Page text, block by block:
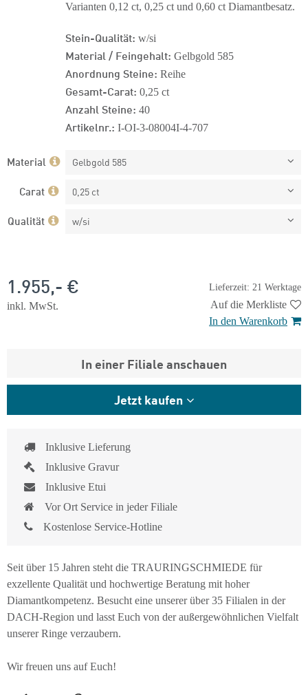
Varianten 0,12 ct, 0,25 ct und 0,60 ct Diamantbesatz.
Stein-Qualität: w/si
Material / Feingehalt: Gelbgold 585
Anordnung Steine: Reihe
Gesamt-Carat: 0,25 ct
Anzahl Steine: 40
Artikelnr.: I-OI-3-08004I-4-707
Material Gelbgold 585
Carat 0,25 ct
Qualität w/si
Lieferzeit: 21 Werktage
1.955,- €
inkl. MwSt.
Auf die Merkliste
In den Warenkorb
In einer Filiale anschauen
Jetzt kaufen
Inklusive Lieferung
Inklusive Gravur
Inklusive Etui
Vor Ort Service in jeder Filiale
Kostenlose Service-Hotline
Seit über 15 Jahren steht die TRAURINGSCHMIEDE für
exzellente Qualität und hochwertige Beratung mit hoher
Diamantkompetenz. Besucht eine unserer über 35 Filialen in der
DACH-Region und lasst Euch von der außergewöhnlichen Vielfalt
unserer Ringe verzaubern.
Wir freuen uns auf Euch!